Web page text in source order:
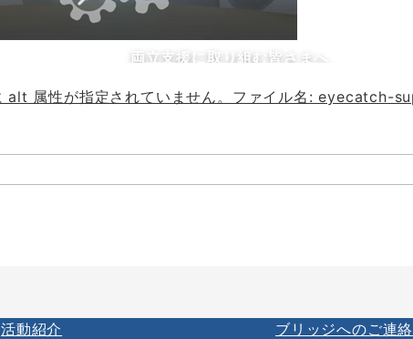
両立支援に取り組む皆さまへ
活動紹介
ブリッジへのご連絡